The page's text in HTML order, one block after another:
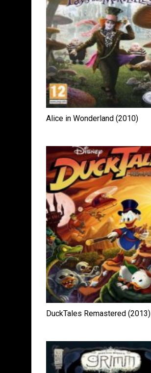
Alice in Wonderland (2010)
DuckTales Remastered (2013)